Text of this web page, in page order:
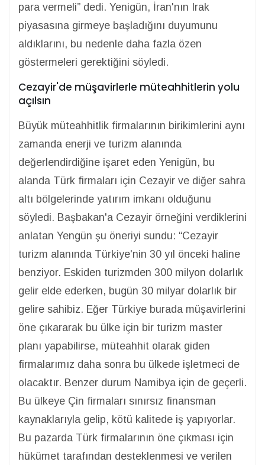
para vermeli” dedi. Yenigün, İran'nın Irak
piyasasına girmeye başladığını duyumunu
aldıklarını, bu nedenle daha fazla özen
göstermeleri gerektiğini söyledi.
Cezayir'de müşavirlerle müteahhitlerin yolu
açılsın
Büyük müteahhitlik firmalarının birikimlerini aynı
zamanda enerji ve turizm alanında
değerlendirdiğine işaret eden Yenigün, bu
alanda Türk firmaları için Cezayir ve diğer sahra
altı bölgelerinde yatırım imkanı olduğunu
söyledi. Başbakan'a Cezayir örneğini verdiklerini
anlatan Yengün şu öneriyi sundu: “Cezayir
turizm alanında Türkiye'nin 30 yıl önceki haline
benziyor. Eskiden turizmden 300 milyon dolarlık
gelir elde ederken, bugün 30 milyar dolarlık bir
gelire sahibiz. Eğer Türkiye burada müşavirlerini
öne çıkararak bu ülke için bir turizm master
planı yapabilirse, müteahhit olarak giden
firmalarımız daha sonra bu ülkede işletmeci de
olacaktır. Benzer durum Namibya için de geçerli.
Bu ülkeye Çin firmaları sınırsız finansman
kaynaklarıyla gelip, kötü kalitede iş yapıyorlar.
Bu pazarda Türk firmalarının öne çıkması için
hükümet tarafından desteklenmesi ve verilen